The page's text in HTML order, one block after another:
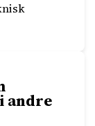
andre